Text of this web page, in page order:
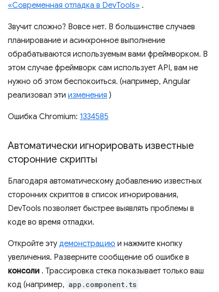
«Современная отладка в DevTools» .
Звучит сложно? Вовсе нет. В большинстве случаев
планирование и асинхронное выполнение
обрабатываются используемым вами фреймворком. В
этом случае фреймворк сам использует API, вам не
нужно об этом беспокоиться. (например, Angular
реализовал эти изменения )
Ошибка Chromium: 1334585
Автоматически игнорировать известные
сторонние скрипты
Благодаря автоматическому добавлению известных
сторонних скриптов в список игнорирования,
DevTools позволяет быстрее выявлять проблемы в
коде во время отладки.
Откройте эту демонстрацию и нажмите кнопку
увеличения. Разверните сообщение об ошибке в
консоли . Трассировка стека показывает только ваш
код (например, app.component.ts